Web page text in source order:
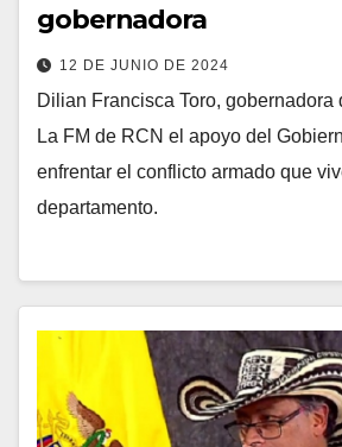
gobernadora
12 DE JUNIO DE 2024
Dilian Francisca Toro, gobernadora
La FM de RCN el apoyo del
enfrentar el conflicto armado que
departamento.